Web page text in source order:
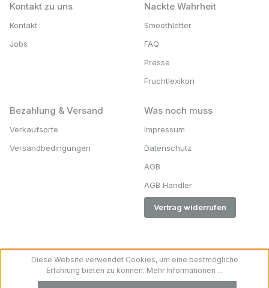
Kontakt zu uns
Kontakt
Jobs
Nackte Wahrheit
Smoothletter
FAQ
Presse
Fruchtlexikon
Bezahlung & Versand
Verkaufsorte
Versandbedingungen
Was noch muss
Impressum
Datenschutz
AGB
AGB Händler
Vertrag widerrufen
Diese Website verwendet Cookies, um eine bestmögliche
Erfahrung bieten zu können. Mehr Informationen ...